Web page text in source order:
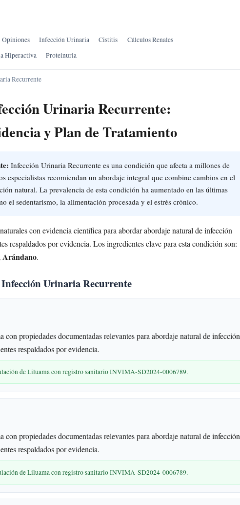
Opiniones Infección Urinaria Cistitis
Cálculos Renales
Hiperactiva Proteinuria
Recurrente
Urinaria Recurrente:
y Plan de Tratamiento
Infección Urinaria Recurrente es una condición que afecta a millones de
especialistas recomiendan un abordaje integral que combine cambios en el
natural. La prevalencia de esta condición ha aumentado en las últimas
el sedentarismo, la alimentación procesada y el estrés crónico.
con evidencia científica para abordar abordaje natural de infección
respaldados por evidencia. Los ingredientes clave para esta condición son:
Arándano.
Urinaria Recurrente
propiedades documentadas relevantes para abordaje natural de infección
respaldados por evidencia.
de Liluama con registro sanitario INVIMA-SD2024-0006789.
propiedades documentadas relevantes para abordaje natural de infección
respaldados por evidencia.
de Liluama con registro sanitario INVIMA-SD2024-0006789.